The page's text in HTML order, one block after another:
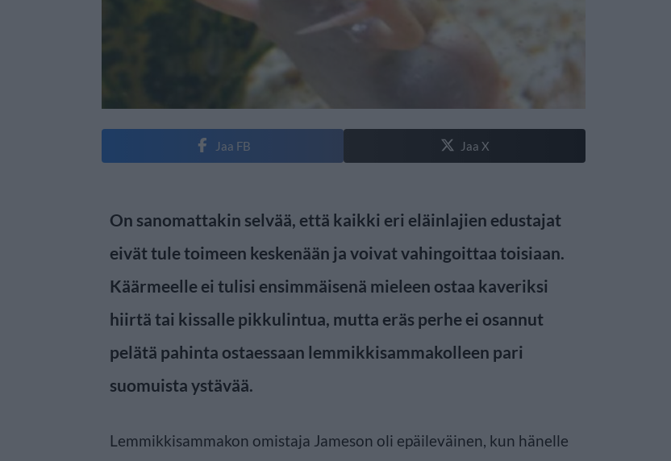
Jaa FB Jaa X
On sanomattakin selvää, että kaikki eri eläinlajien edustajat
eivät tule toimeen keskenään ja voivat vahingoittaa toisiaan.
Käärmeelle ei tulisi ensimmäisenä mieleen ostaa kaveriksi
hiirtä tai kissalle pikkulintua, mutta eräs perhe ei osannut
pelätä pahinta ostaessaan lemmikkisammakolleen pari
suomuista ystävää.
Lemmikkisammakon omistaja Jameson oli epäileväinen, kun hänelle